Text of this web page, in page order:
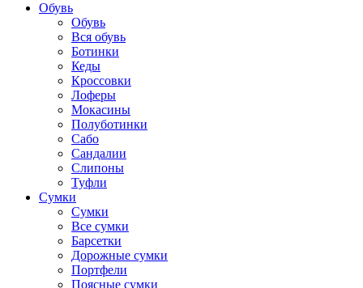
Обувь
Обувь
Вся обувь
Ботинки
Кеды
Кроссовки
Лоферы
Мокасины
Полуботинки
Сабо
Сандалии
Слипоны
Туфли
Сумки
Сумки
Все сумки
Барсетки
Дорожные сумки
Портфели
Поясные сумки